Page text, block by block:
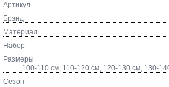
Артикул
Брэнд
Материал
Набор
Размеры
100-110 см, 110-120 см, 120-130 см, 130-
Сезон